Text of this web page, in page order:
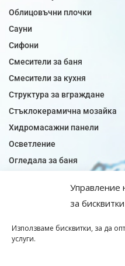
Управление
за бисквитки
Използваме бисквитки, за да
услуги.
Облицовъчни плочки
Сауни
Сифони
Смесители за баня
Смесители за кухня
Структура за вграждане
Стъклокерамична мозайка
Хидромасажни панели
Осветление
Огледала за баня
Плочки за кухня
Подови лентова сифони
Подови плочки